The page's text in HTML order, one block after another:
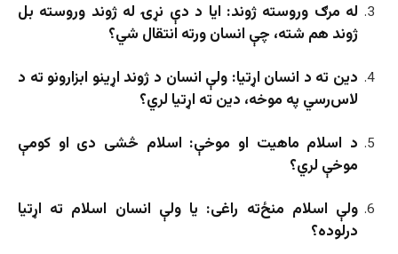
له مرګ وروسته ژوند: ایا د دې نړۍ له ژوند وروسته بل
ژوند هم شته، چې انسان ورته انتقال شي؟
دین ته د انسان اړتیا: ولې انسان د ژوند اړینو ابزارونو ته د
لاس‌رسي په موخه، دین ته اړتیا لري؟
د اسلام ماهیت او موخې: اسلام څشی دی او کومې
موخې لري؟
ولې اسلام منځ‌ته راغی: یا ولې انسان اسلام ته اړتیا
درلوده؟